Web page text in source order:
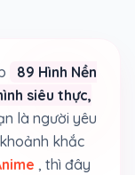
89 Hình Nền
siêu thực,
là người yêu
khắc
, thì đây